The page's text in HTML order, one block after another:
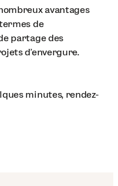
avantages
de
partage des
d'envergure.
minutes, rendez-